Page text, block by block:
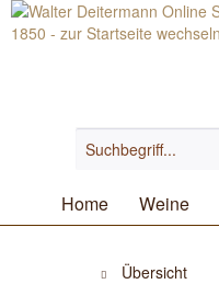
Home Weine
Übersicht